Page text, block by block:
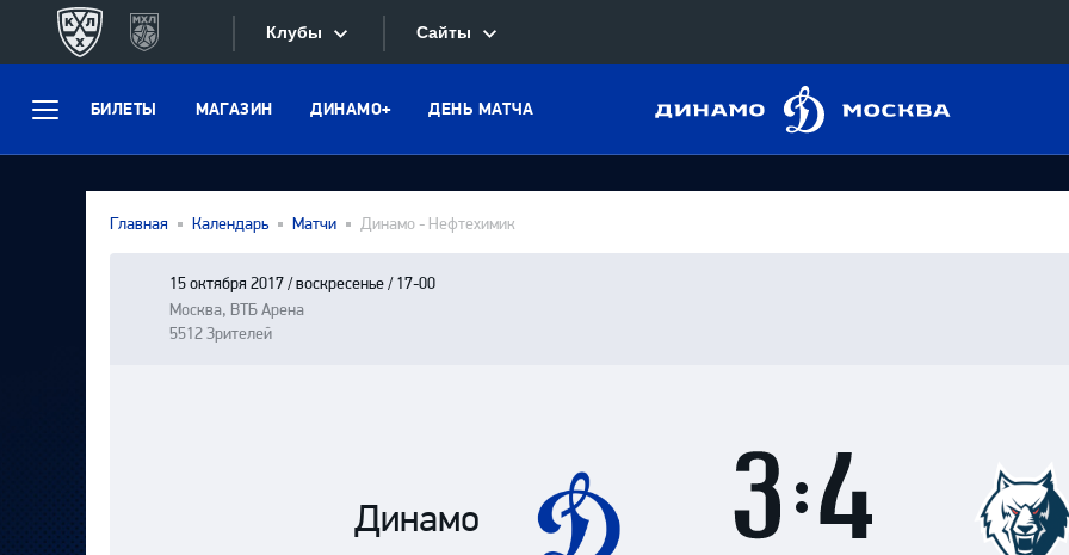
Клубы
Конференция «Запад»
Спартак
Динамо М
Конференция «Восток»
Адмирал
Амур
Сайты
Приложение КХЛ
БИЛЕТЫ МАГАЗИН ДИНАМО+ ДЕНЬ МАТЧА
Динамо
Главная Календарь Матчи Динамо - Нефтехимик
15 октября 2017 / воскресенье / 17-00
Москва, ВТБ Арена
5512 Зрителей
матча
4
Динамо